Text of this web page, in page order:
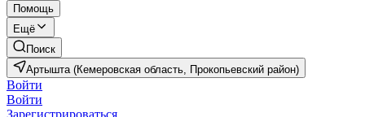
Помощь
Ещё
Поиск
Артышта (Кемеровская область, Прокопьевский район)
Войти
Войти
Зарегистрироваться